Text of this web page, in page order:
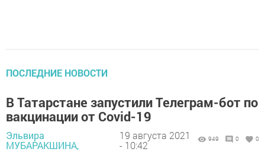
ПОСЛЕДНИЕ НОВОСТИ
В Татарстане запустили Телеграм-бот по
вакцинации от Covid-19
Эльвира
МУБАРАКШИНА,
19 августа 2021
- 10:42
949 0 0